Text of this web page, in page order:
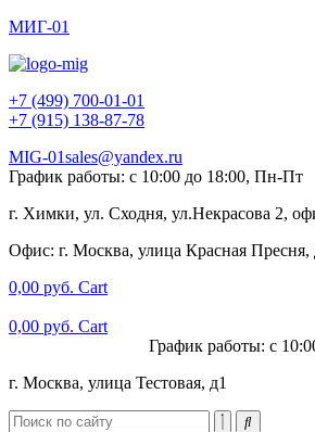
МИГ-01
+7 (499) 700-01-01
+7 (915) 138-87-78
MIG-01sales@yandex.ru
График работы: с 10:00 до 18:00, Пн-Пт
г. Химки, ул. Сходня, ул.Некрасова 2,
Офис: г. Москва, улица Красная
0,00 руб. Cart
0,00 руб. Cart
График работы: с
г. Москва, улица Тестовая, д1